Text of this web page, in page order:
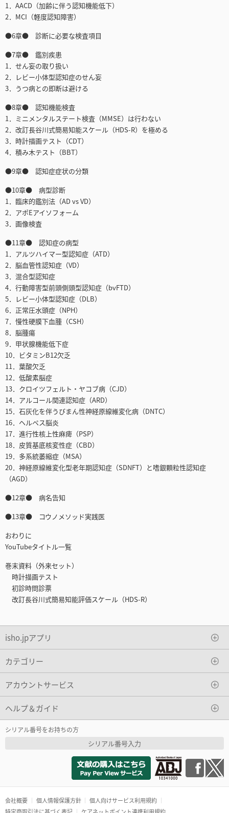
1．AACD（加齢に伴う認知機能低下）
2．MCI（軽度認知障害）
●6章● 診断に必要な検査項目
●7章● 鑑別疾患
1．せん妄の取り扱い
2．レビー小体型認知症のせん妄
3．うつ病との即断は避ける
●8章● 認知機能検査
1．ミニメンタルステート検査（MMSE）は行わない
2．改訂長谷川式簡易知能スケール（HDS-R）を極める
3．時計描画テスト（CDT）
4．積み木テスト（BBT）
●9章● 認知症症状の分類
●10章● 病型診断
1．臨床的鑑別法（AD vs VD）
2．アポEアイソフォーム
3．画像検査
●11章● 認知症の病型
1．アルツハイマー型認知症（ATD）
2．脳血管性認知症（VD）
3．混合型認知症
4．行動障害型前頭側頭型認知症（bvFTD）
5．レビー小体型認知症（DLB）
6．正常圧水頭症（NPH）
7．慢性硬膜下血腫（CSH）
8．脳腫瘍
9．甲状腺機能低下症
10．ビタミンB12欠乏
11．葉酸欠乏
12．低酸素脳症
13．クロイツフェルト・ヤコブ病（CJD）
14．アルコール関連認知症（ARD）
15．石灰化を伴うびまん性神経原線維変化病（DNTC）
16．ヘルペス脳炎
17．進行性核上性麻痺（PSP）
18．皮質基底核変性症（CBD）
19．多系統萎縮症（MSA）
20．神経原線維変化型老年期認知症（SDNFT）と嗜銀顆粒性認知症
（AGD）
●12章● 病名告知
●13章● コウノメソッド実践医
おわりに
YouTubeタイトル一覧
巻末資料（外来セット）
時計描画テスト
初診時問診票
改訂長谷川式簡易知能評価スケール（HDS-R）
isho.jpアプリ
カテゴリー
アカウントサービス
ヘルプ＆ガイド
シリアル番号をお持ちの方
シリアル番号入力
会社概要 個人情報保護方針
個人向けサービス利用規約